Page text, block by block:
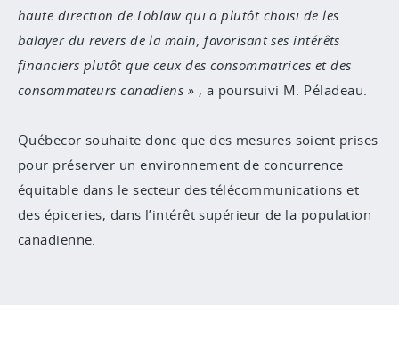
haute direction de Loblaw qui a plutôt choisi de les
balayer du revers de la main, favorisant ses intérêts
financiers plutôt que ceux des consommatrices et des
consommateurs canadiens
, a poursuivi M. Péladeau.
Québecor souhaite donc que des mesures soient prises
pour préserver un environnement de concurrence
équitable dans le secteur des télécommunications et
des épiceries, dans l’intérêt supérieur de la population
canadienne.